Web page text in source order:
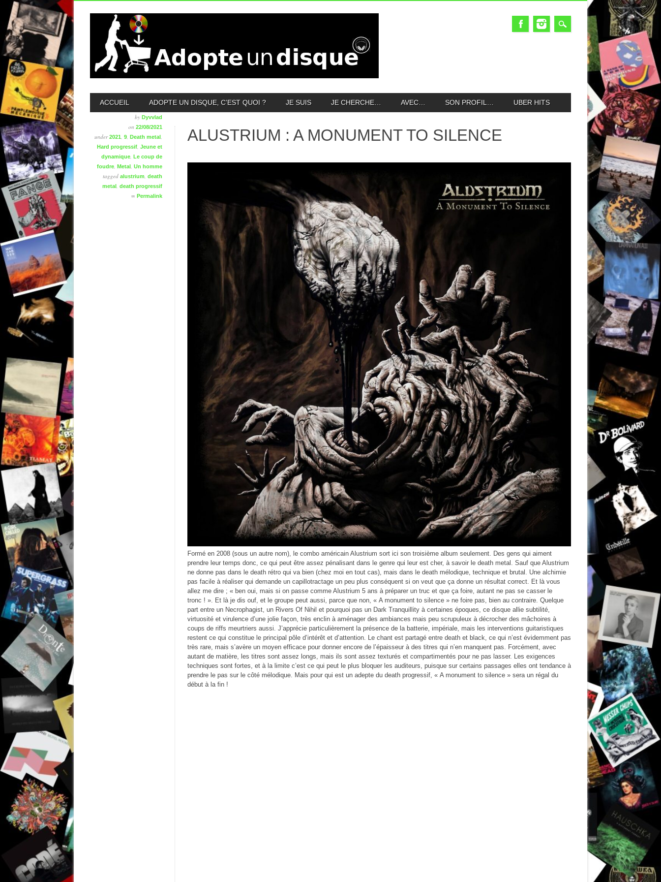
MAIN MENU
ACCUEIL ADOPTE UN DISQUE, C’EST QUOI ? JE SUIS JE CHERCHE… AVEC… SON PROFIL… UBER HITS
by Dyvvlad
on 22/08/2021
under2021 9 Death metal
Hard progressif Jeune et
dynamique Le coup de
foudre Metal Un homme
tagged alustrium death
metal death progressif
∞ Permalink
ALUSTRIUM : A MONUMENT TO SILENCE
Formé en 2008 (sous un autre nom), le combo américain Alustrium sort ici son troisième album seulement. Des gens qui aiment
prendre leur temps donc, ce qui peut être assez pénalisant dans le genre qui leur est cher, à savoir le death metal. Sauf que Alustrium
ne donne pas dans le death rétro qui va bien (chez moi en tout cas), mais dans le death mélodique, technique et brutal. Une alchimie
pas facile à réaliser qui demande un capillotractage un peu plus conséquent si on veut que ça donne un résultat correct. Et là vous
allez me dire ; « ben oui, mais si on passe comme Alustrium 5 ans à préparer un truc et que ça foire, autant ne pas se casser le
tronc ! ». Et là je dis ouf, et le groupe peut aussi, parce que non, « A monument to silence » ne foire pas, bien au contraire. Quelque
part entre un Necrophagist, un Rivers Of Nihil et pourquoi pas un Dark Tranquillity à certaines époques, ce disque allie subtilité,
virtuosité et virulence d’une jolie façon, très enclin à aménager des ambiances mais peu scrupuleux à décrocher des mâchoires à
coups de riffs meurtriers aussi. J’apprécie particulièrement la présence de la batterie, impériale, mais les interventions guitaristiques
restent ce qui constitue le principal pôle d’intérêt et d’attention. Le chant est partagé entre death et black, ce qui n’est évidemment pas
très rare, mais s’avère un moyen efficace pour donner encore de l’épaisseur à des titres qui n’en manquent pas. Forcément, avec
autant de matière, les titres sont assez longs, mais ils sont assez texturés et compartimentés pour ne pas lasser. Les exigences
techniques sont fortes, et à la limite c’est ce qui peut le plus bloquer les auditeurs, puisque sur certains passages elles ont tendance à
prendre le pas sur le côté mélodique. Mais pour qui est un adepte du death progressif, « A monument to silence » sera un régal du
début à la fin !